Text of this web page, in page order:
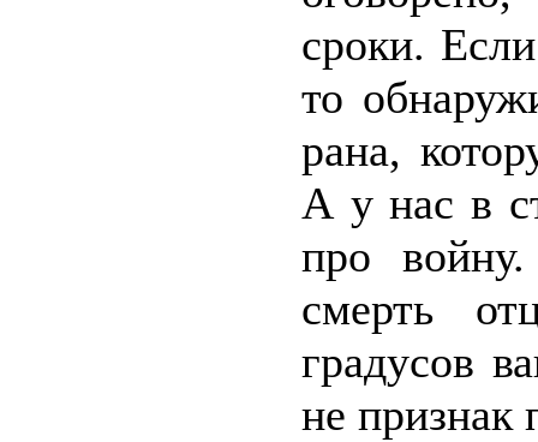
сроки.
то
рана,
А у нас в
про
смерть
градусов
не признак